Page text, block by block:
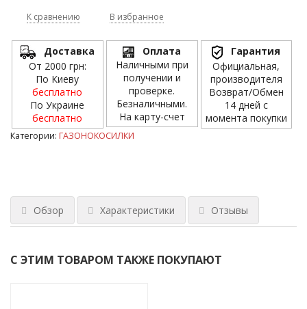
К сравнению В избранное
Доставка
От 2000 грн:
По Киеву
бесплатно
По Украине
бесплатно
Оплата
Наличными при
получении и
проверке.
Безналичными.
На карту-счет
Гарантия
Официальная,
производителя
Возврат/Обмен
14 дней с
момента покупки
Категории: ГАЗОНОКОСИЛКИ
Обзор Характеристики Отзывы
С ЭТИМ ТОВАРОМ ТАКЖЕ ПОКУПАЮТ